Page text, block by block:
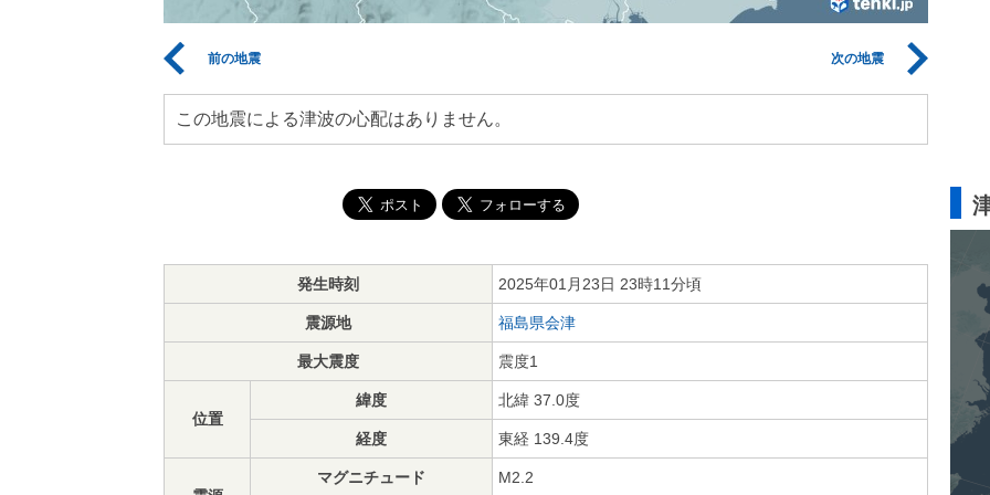
前の地震 次の地震
この地震による津波の心配はありません。
発生時刻 2025年01月23日 23時11分頃
震源地 福島県会津
最大震度 震度1
位置
緯度 北緯 37.0度
経度 東経 139.4度
マグニチュード M2.2